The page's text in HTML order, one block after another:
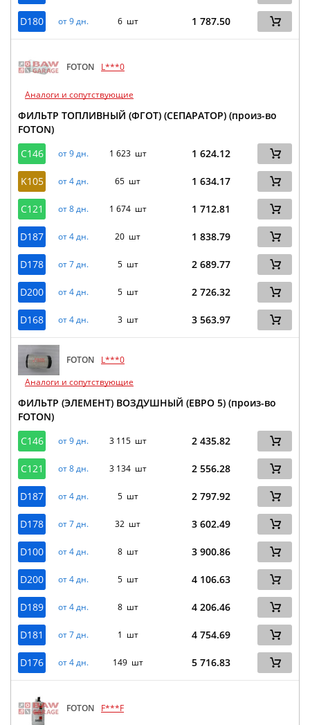
D180 от 9 дн. 6 шт 1 787.50
FOTON L***0
Аналоги и сопутствующие
ФИЛЬТР ТОПЛИВНЫЙ (ФГОТ) (СЕПАРАТОР) (произ-во
FOTON)
C146
от 9 дн. 1 623 шт 1 624.12
K105 от 4 дн. 65 шт 1 634.17
C121 от 8 дн. 1 674 шт 1 712.81
D187 от 4 дн. 20 шт 1 838.79
D178 от 7 дн. 5 шт 2 689.77
D200 от 4 дн. 5 шт 2 726.32
D168 от 4 дн. 3 шт 3 563.97
FOTON
L***0
Аналоги и сопутствующие
ФИЛЬТР (ЭЛЕМЕНТ) ВОЗДУШНЫЙ (ЕВРО 5) (произ-во
FOTON)
C146
от 9 дн. 3 115 шт 2 435.82
C121 от 8 дн. 3 134 шт 2 556.28
D187 от 4 дн. 5 шт 2 797.92
D178 от 7 дн. 32 шт 3 602.49
D100 от 4 дн. 8 шт 3 900.86
D200 от 4 дн. 5 шт 4 106.63
D189 от 4 дн. 8 шт 4 206.46
D181 от 7 дн. 1 шт 4 754.69
D176 от 4 дн. 149 шт 5 716.83
FOTON F***F